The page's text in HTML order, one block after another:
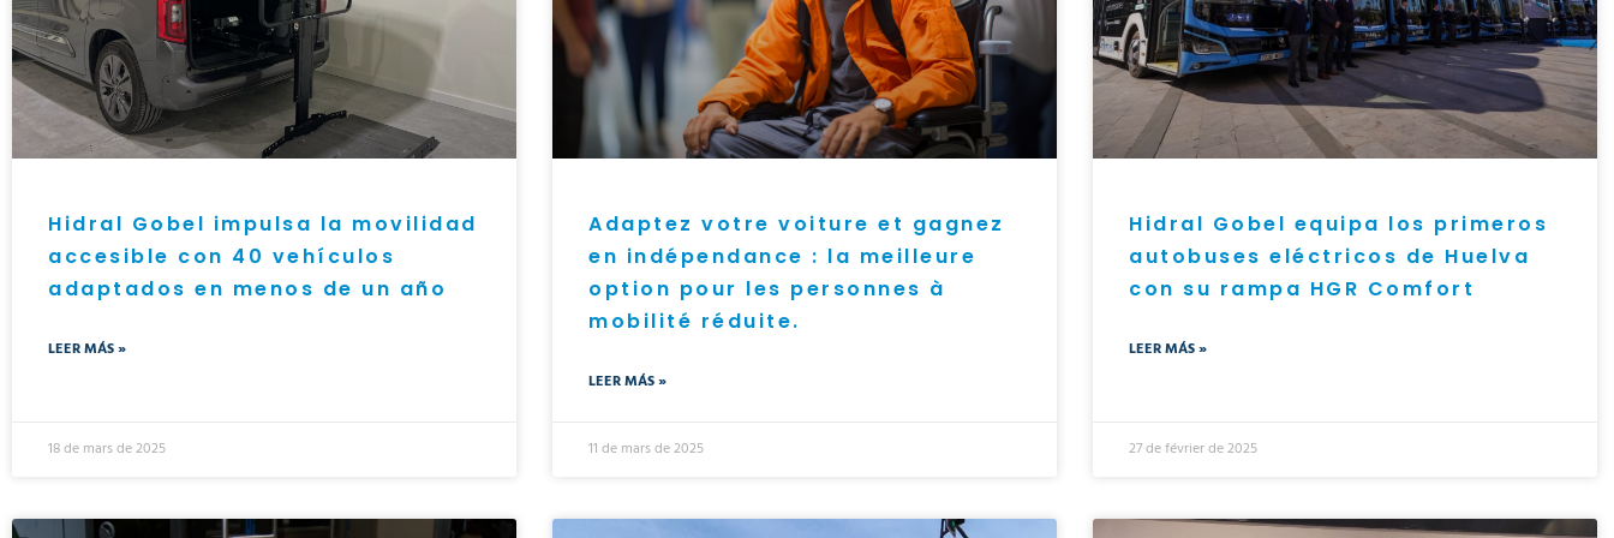
Hidral Gobel impulsa la movilidad
accesible con 40 vehículos
adaptados en menos de un año
LEER MÁS »
18 de mars de 2025
Adaptez votre voiture et gagnez
en indépendance : la meilleure
option pour les personnes à
mobilité réduite.
LEER MÁS »
11 de mars de 2025
Hidral Gobel equipa los primeros
autobuses eléctricos de Huelva
con su rampa HGR Comfort
LEER MÁS »
27 de février de 2025